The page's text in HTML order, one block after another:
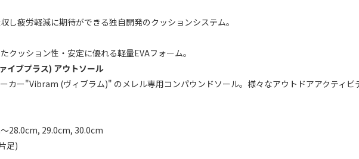
し疲労軽減に期待ができる独自開発のクッションシステム。
クッション性・安定に優れる軽量EVAフォーム。
イブプラス) アウトソール
カー"Vibram (ヴィブラム)" のメレル専用コンパウンドソール。様々なアウトドアアクティビ
28.0cm, 29.0cm, 30.0cm
足)